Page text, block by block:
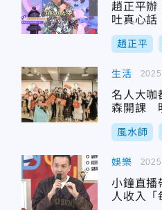
趙正平辦
吐真心話
趙正平
生活
名人大咖
森開課
風水師
娛樂
小鐘直播
人收入「